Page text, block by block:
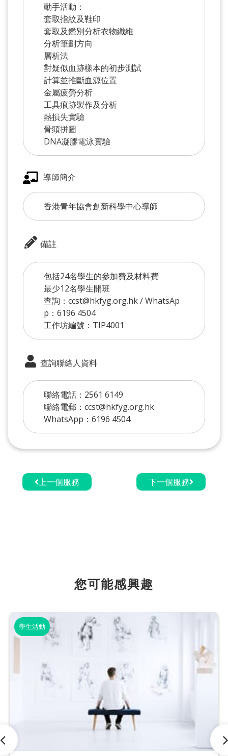
動手活動：
套取指紋及鞋印
套取及鑑別分析衣物纖維
分析筆劃方向
層析法
對疑似血跡樣本的初步測試
計算並推斷血源位置
金屬疲勞分析
工具痕跡製作及分析
熱損失實驗
骨頭拼圖
DNA凝膠電泳實驗
導師簡介
香港青年協會創新科學中心導師
備註
包括24名學生的參加費及材料費
最少12名學生開班
查詢：ccst@hkfyg.org.hk / WhatsAp
p：6196 4504
工作坊編號：TIP4001
查詢聯絡人資料
聯絡電話：2561 6149
聯絡電郵：ccst@hkfyg.org.hk
WhatsApp：6196 4504
上一個服務 下一個服務
您可能感興趣
學生活動